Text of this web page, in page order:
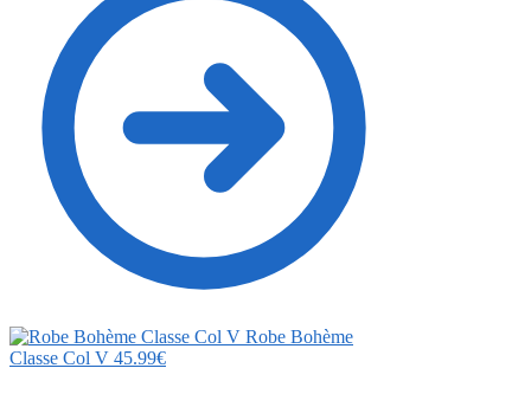
Robe Bohème
Classe Col V 45.99€